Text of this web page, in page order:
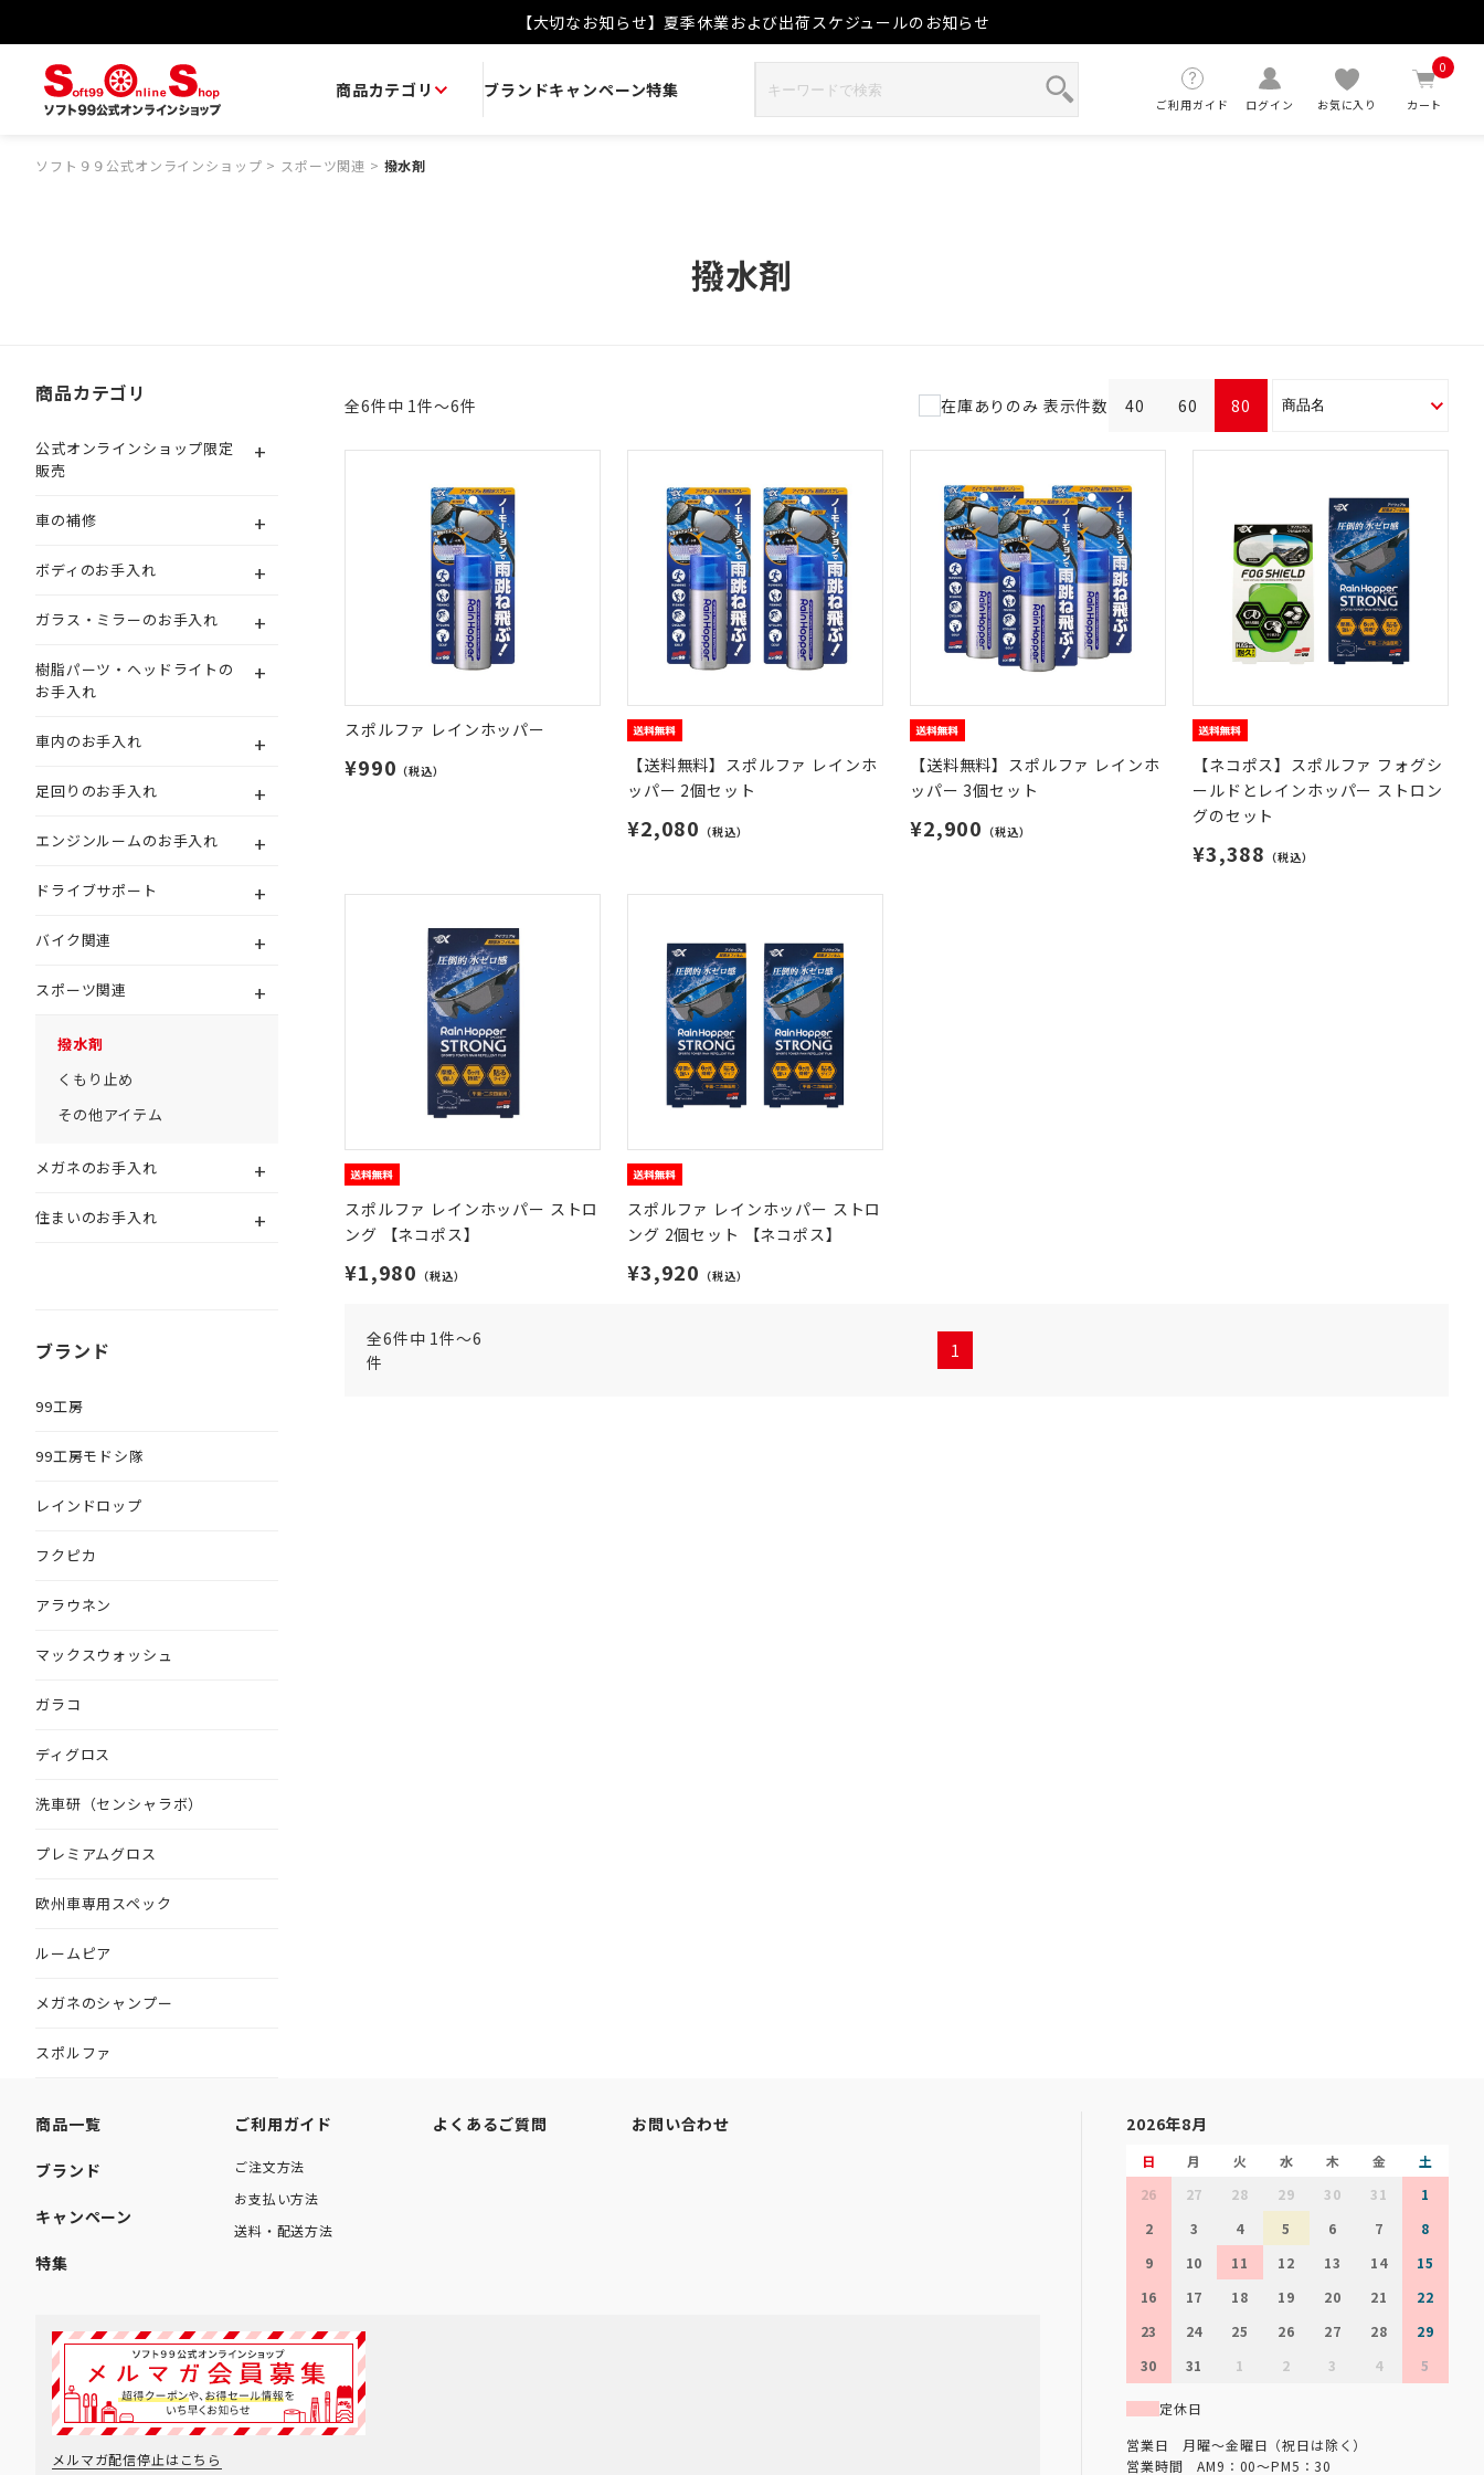
【大切なお知らせ】夏季休業および出荷スケジュールのお知らせ
商品カテゴリ ブランドキャンペーン特集
ご利用ガイド ログイン お気に入り カート
0
ソフト９９公式オンラインショップ > スポーツ関連 > 撥水剤
撥水剤
商品カテゴリ
公式オンラインショップ限定
販売
+
車の補修 +
ボディのお手入れ +
ガラス・ミラーのお手入れ +
樹脂パーツ・ヘッドライトの
お手入れ
+
車内のお手入れ +
足回りのお手入れ +
エンジンルームのお手入れ +
ドライブサポート +
バイク関連 +
スポーツ関連 +
撥水剤
くもり止め
その他アイテム
メガネのお手入れ +
住まいのお手入れ +
ブランド
99工房
99工房モドシ隊
レインドロップ
フクピカ
アラウネン
マックスウォッシュ
ガラコ
ディグロス
洗車研（センシャラボ）
プレミアムグロス
欧州車専用スペック
ルームピア
メガネのシャンプー
スポルファ
全6件中 1件～6件 在庫ありのみ 表示件数 40 60 80
スポルファ レインホッパー
¥990 （税込）
【送料無料】スポルファ レインホ
ッパー 2個セット
¥2,080 （税込）
【送料無料】スポルファ レインホ
ッパー 3個セット
¥2,900 （税込）
【ネコポス】スポルファ フォグシ
ールドとレインホッパー ストロン
グのセット
¥3,388 （税込）
スポルファ レインホッパー ストロ
ング 【ネコポス】
¥1,980 （税込）
スポルファ レインホッパー ストロ
ング 2個セット 【ネコポス】
¥3,920 （税込）
全6件中 1件～6
件
1
商品一覧
ブランド
キャンペーン
特集
ご利用ガイド
ご注文方法
お支払い方法
送料・配送方法
よくあるご質問 お問い合わせ
メルマガ配信停止はこちら
2026年8月
日 月 火 水 木 金
土
26
27 28 29 30 31
1
2
3 4 5 6 7
8
9
10 11 12 13 14
15
16
17 18 19 20 21
22
23
24 25 26 27 28
29
30
31 1 2 3 4 5
定休日
営業日 月曜～金曜日（祝日は除く）
営業時間 AM9：00～PM5：30